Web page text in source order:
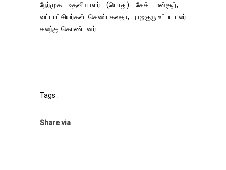
நேர்முக உதவியாளர் (பொது) சேக் மன்சூர்,
வட்டாட்சியர்கள் செண்பகலதா, ராஜகுரு உட்பட பலர்
கலந்து கொண்டனர்.
Tags :
Share via